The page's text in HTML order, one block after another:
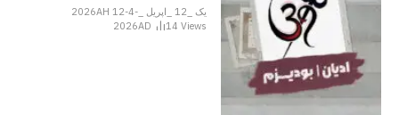
یک _12 _اپریل _2026AH 12-4-
2026AD
14Views